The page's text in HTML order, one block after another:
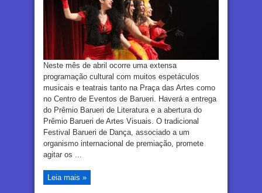
Neste mês de abril ocorre uma extensa
programação cultural com muitos espetáculos
musicais e teatrais tanto na Praça das Artes como
no Centro de Eventos de Barueri. Haverá a entrega
do Prêmio Barueri de Literatura e a abertura do
Prêmio Barueri de Artes Visuais. O tradicional
Festival Barueri de Dança, associado a um
organismo internacional de premiação, promete
agitar os ...
Leia mais »